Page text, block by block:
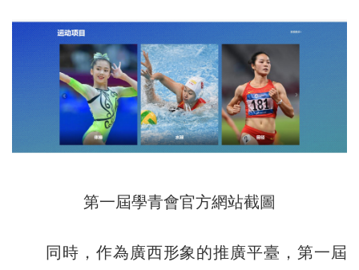
第一屆學青會官方網站截圖
同時，作為廣西形象的推廣平臺，第一屆